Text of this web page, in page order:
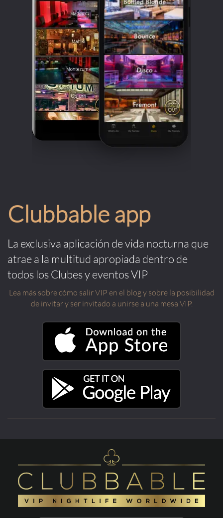
Clubbable app
La exclusiva aplicación de vida nocturna que
atrae a la multitud apropiada dentro de
todos los Clubes y eventos VIP
Lea más sobre cómo salir VIP en el blog y sobre la posibilidad
de invitar y ser invitado a unirse a una mesa VIP.